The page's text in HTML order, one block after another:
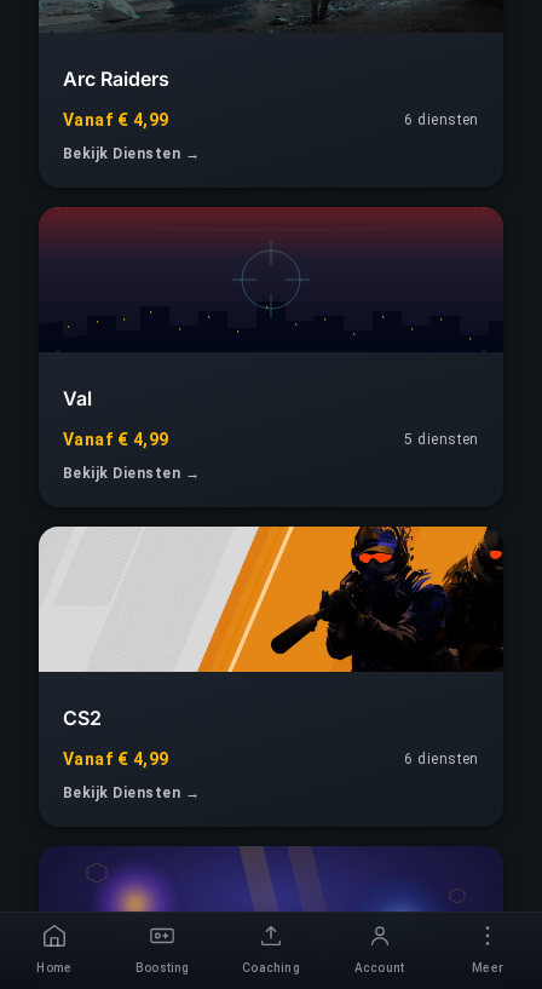
Arc Raiders
Vanaf € 4,99
6 diensten
Bekijk Diensten →
Val
Vanaf € 4,99
5 diensten
Bekijk Diensten →
CS2
Vanaf € 4,99
6 diensten
Bekijk Diensten →
Home Boosting Coaching Account Meer